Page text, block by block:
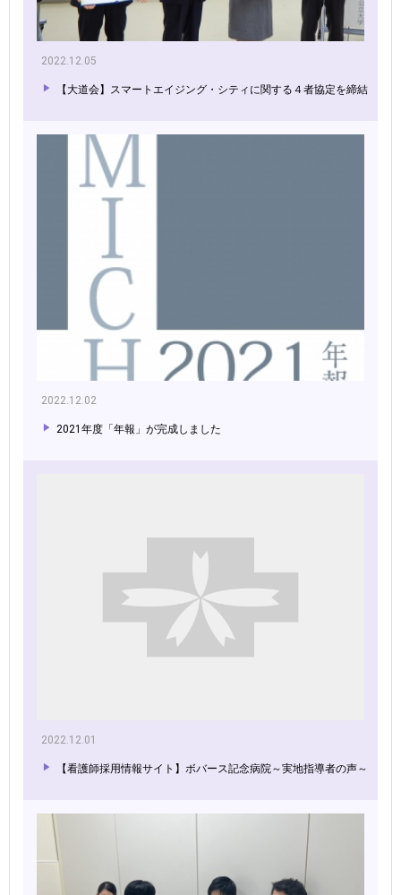
2022.12.05
【大道会】スマートエイジング・シティに関する４者協定を締結
2022.12.02
2021年度「年報」が完成しました
2022.12.01
【看護師採用情報サイト】ボバース記念病院～実地指導者の声～